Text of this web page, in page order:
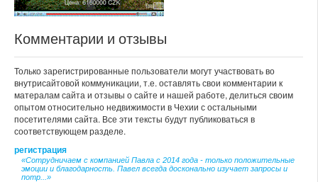
Комментарии и отзывы
Только зарегистрированные пользователи могут участвовать во
внутрисайтовой коммуникации, т.е. оставлять свои комментарии к
матералам сайта и отзывы о сайте и нашей работе, делиться своим
опытом относительно недвижимости в Чехии с остальными
посетителями сайта. Все эти тексты будут публиковаться в
соответствующем разделе.
регистрация
«Сотрудничаем с компанией Павла с 2014 года - только положительные
эмоции и благодарность. Павел всегда досконально изучает запросы и
потр...»